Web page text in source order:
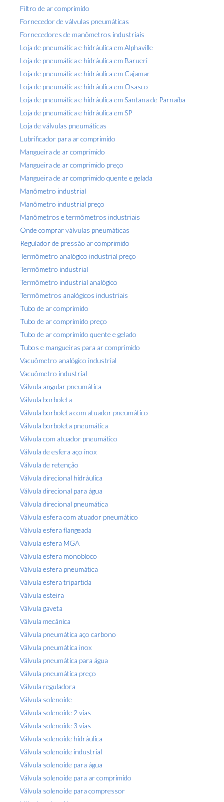
Filtro de ar comprimido
Fornecedor de válvulas pneumáticas
Fornecedores de manômetros industriais
Loja de pneumática e hidráulica em Alphaville
Loja de pneumática e hidráulica em Barueri
Loja de pneumática e hidráulica em Cajamar
Loja de pneumática e hidráulica em Osasco
Loja de pneumática e hidráulica em Santana de Parnaíba
Loja de pneumática e hidráulica em SP
Loja de válvulas pneumáticas
Lubrificador para ar comprimido
Mangueira de ar comprimido
Mangueira de ar comprimido preço
Mangueira de ar comprimido quente e gelada
Manômetro industrial
Manômetro industrial preço
Manômetros e termômetros industriais
Onde comprar válvulas pneumáticas
Regulador de pressão ar comprimido
Termômetro analógico industrial preço
Termômetro industrial
Termômetro industrial analógico
Termômetros analógicos industriais
Tubo de ar comprimido
Tubo de ar comprimido preço
Tubo de ar comprimido quente e gelado
Tubos e mangueiras para ar comprimido
Vacuômetro analógico industrial
Vacuômetro industrial
Válvula angular pneumática
Válvula borboleta
Válvula borboleta com atuador pneumático
Válvula borboleta pneumática
Válvula com atuador pneumático
Válvula de esfera aço inox
Válvula de retenção
Válvula direcional hidráulica
Válvula direcional para água
Válvula direcional pneumática
Válvula esfera com atuador pneumático
Válvula esfera flangeada
Válvula esfera MGA
Válvula esfera monobloco
Válvula esfera pneumática
Válvula esfera tripartida
Válvula esteira
Válvula gaveta
Válvula mecânica
Válvula pneumática aço carbono
Válvula pneumática inox
Válvula pneumática para água
Válvula pneumática preço
Válvula reguladora
Válvula solenoide
Válvula solenoide 2 vias
Válvula solenoide 3 vias
Válvula solenoide hidráulica
Válvula solenoide industrial
Válvula solenoide para água
Válvula solenoide para ar comprimido
Válvula solenoide para compressor